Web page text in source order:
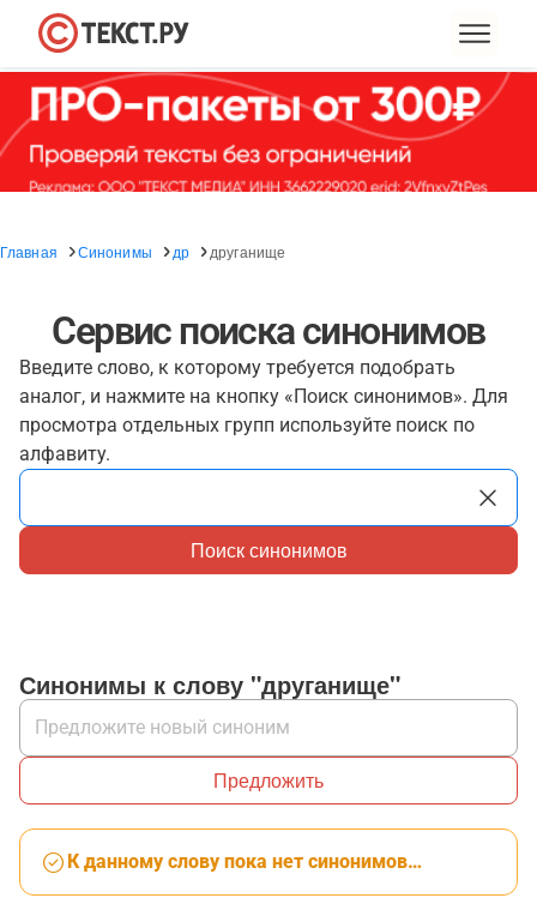
Главная Синонимы др друганище
Сервис поиска синонимов
Введите слово, к которому требуется подобрать
аналог, и нажмите на кнопку «Поиск синонимов». Для
просмотра отдельных групп используйте поиск по
алфавиту.
Поиск синонимов
Синонимы к слову "друганище"
Предложить
К данному слову пока нет синонимов…